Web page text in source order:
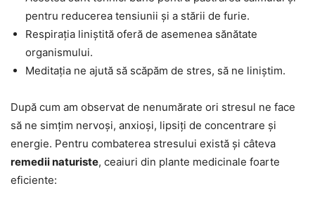
pentru reducerea tensiunii și a stării de furie.
Respirația liniștită oferă de asemenea sănătate
organismului.
Meditația ne ajută să scăpăm de stres, să ne liniștim.
După cum am observat de nenumărate ori stresul ne face
să ne simțim nervoși, anxioși, lipsiți de concentrare și
energie. Pentru combaterea stresului există și câteva
remedii naturiste, ceaiuri din plante medicinale foarte
eficiente: